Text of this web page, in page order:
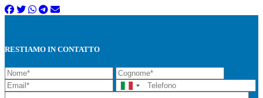
RESTIAMO IN CONTATTO